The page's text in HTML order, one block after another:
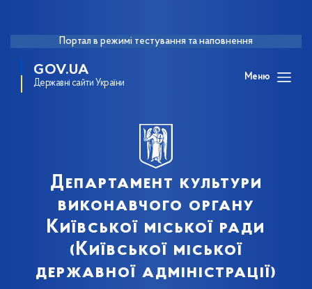
Портал в режимі тестування та наповнення
GOV.UA
Державні сайти України
Меню
Департамент культури
виконавчого органу
Київської міської ради
(Київської міської
державної адміністрації)